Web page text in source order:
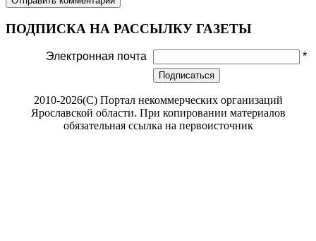
ПОДПИСКА НА РАССЫЛКУ ГАЗЕТЫ
Электронная почта *
Подписаться
2010-2026(С) Портал некоммерческих организаций
Ярославской области. При копировании материалов
обязательная ссылка на первоисточник